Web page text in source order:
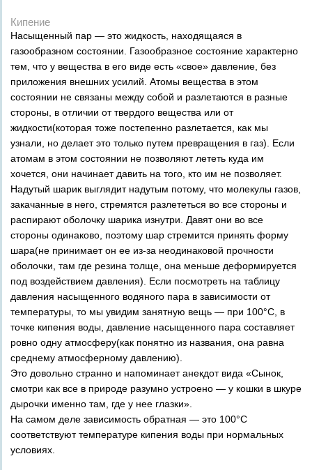
Кипение
Насыщенный пар — это жидкость, находящаяся в
газообразном состоянии. Газообразное состояние характерно
тем, что у вещества в его виде есть «свое» давление, без
приложения внешних усилий. Атомы вещества в этом
состоянии не связаны между собой и разлетаются в разные
стороны, в отличии от твердого вещества или от
жидкости(которая тоже постепенно разлетается, как мы
узнали, но делает это только путем превращения в газ). Если
атомам в этом состоянии не позволяют лететь куда им
хочется, они начинает давить на того, кто им не позволяет.
Надутый шарик выглядит надутым потому, что молекулы газов,
закачанные в него, стремятся разлететься во все стороны и
распирают оболочку шарика изнутри. Давят они во все
стороны одинаково, поэтому шар стремится принять форму
шара(не принимает он ее из-за неодинаковой прочности
оболочки, там где резина толще, она меньше деформируется
под воздействием давления). Если посмотреть на таблицу
давления насыщенного водяного пара в зависимости от
температуры, то мы увидим занятную вещь — при 100°C, в
точке кипения воды, давление насыщенного пара составляет
ровно одну атмосферу(как понятно из названия, она равна
среднему атмосферному давлению).
Это довольно странно и напоминает анекдот вида «Сынок,
смотри как все в природе разумно устроено — у кошки в шкуре
дырочки именно там, где у нее глазки».
На самом деле зависимость обратная — это 100°C
соответствуют температуре кипения воды при нормальных
условиях.